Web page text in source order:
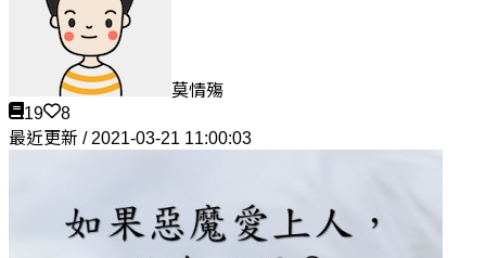
莫情殤
19
8
最近更新 / 2021-03-21 11:00:03